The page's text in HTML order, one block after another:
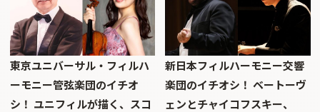
東京ユニバーサル・フィルハ
ーモニー管弦楽団のイチオ
シ！ ユニフィルが描く、スコ
新日本フィルハーモニー交響
楽団のイチオシ！ ベートーヴ
ェンとチャイコフスキー、